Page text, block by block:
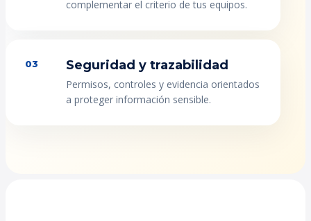
complementar el criterio de tus equipos.
03 Seguridad y trazabilidad
Permisos, controles y evidencia orientados
a proteger información sensible.